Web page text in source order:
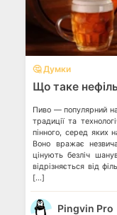
🤔 Думки
Що таке
Пиво — популярний
традиції та
пінного, серед яких
Воно вражає
цінують безліч
відрізняється від
[…]
Pingvin Pro